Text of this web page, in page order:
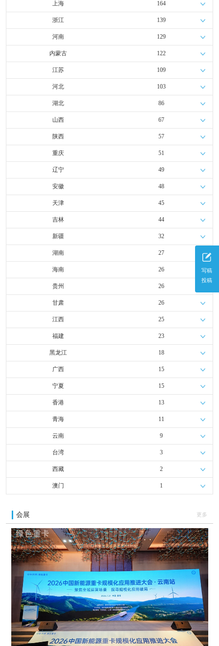
写稿
投稿
上海 164
浙江 139
河南 129
内蒙古 122
江苏 109
河北 103
湖北 86
山西 67
陕西 57
重庆 51
辽宁 49
安徽 48
天津 45
吉林 44
新疆 32
湖南 27
海南 26
贵州 26
甘肃 26
江西 25
福建 23
黑龙江 18
广西 15
宁夏 15
香港 13
青海 11
云南 9
台湾 3
西藏 2
澳门 1
会展 更多